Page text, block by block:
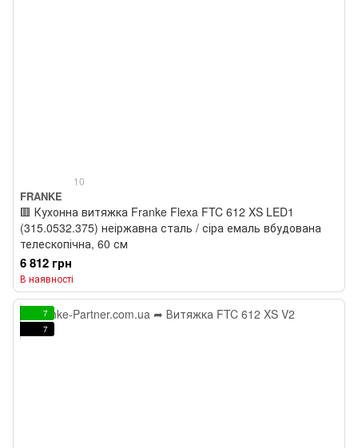
10
FRANKE
🟥 Кухонна витяжка Franke Flexa FTC 612 XS LED1
(315.0532.375) неіржавна сталь / сіра емаль вбудована
телескопічна, 60 см
6 812 грн
В наявності
7
7